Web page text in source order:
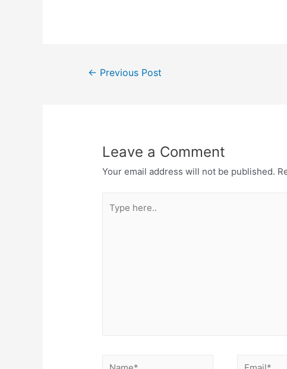
Post← Previous Post
Leave a Comment
Your email address will not be published.
here..
Name* Email*